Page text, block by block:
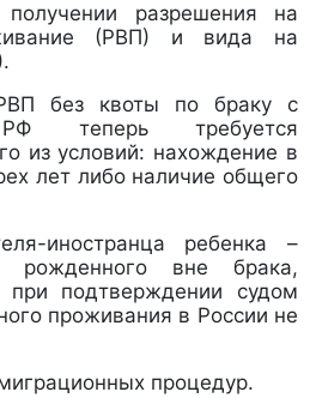
разрешения на
(РВП) и вида на
без квоты по браку с
теперь требуется
из условий: нахождение в
лет либо наличие общего
иностранца ребенка –
рожденного вне брака,
при подтверждении судом
проживания в России не
процедур.